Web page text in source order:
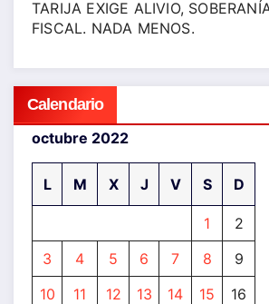
TARIJA EXIGE ALIVIO,
FISCAL. NADA MENOS.
Calendario
octubre 2022
L M X J V S D
1
2
3
4 5 6 7 8
9
10
11 12 13 14 15
16